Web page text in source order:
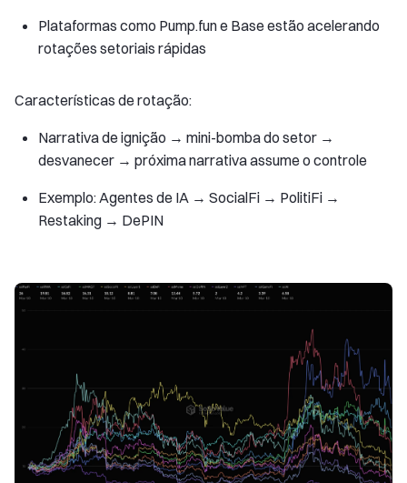
Plataformas como Pump.fun e Base estão acelerando
rotações setoriais rápidas
Características de rotação:
Narrativa de ignição → mini-bomba do setor →
desvanecer → próxima narrativa assume o controle
Exemplo: Agentes de IA → SocialFi → PolitiFi →
Restaking → DePIN